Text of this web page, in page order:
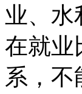
业、水
在就业
系，